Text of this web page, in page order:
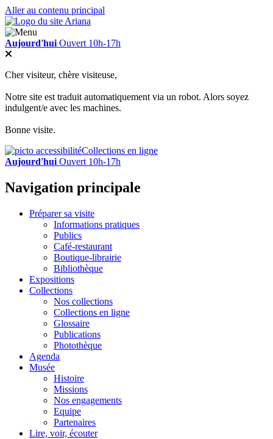
Aller au contenu principal
Aujourd'hui Ouvert 10h-17h
Cher visiteur, chère visiteuse,
Notre site est traduit automatiquement via un robot. Alors soyez
indulgent/e avec les machines.
Bonne visite.
Collections en ligne
Aujourd'hui Ouvert 10h-17h
Navigation principale
Préparer sa visite
Informations pratiques
Publics
Café-restaurant
Boutique-librairie
Bibliothèque
Expositions
Collections
Nos collections
Collections en ligne
Glossaire
Publications
Photothèque
Agenda
Musée
Histoire
Missions
Nos engagements
Equipe
Partenaires
Lire, voir, écouter